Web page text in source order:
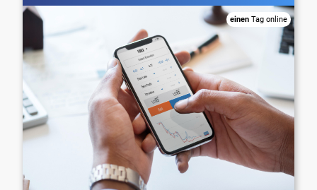
einen Tag online